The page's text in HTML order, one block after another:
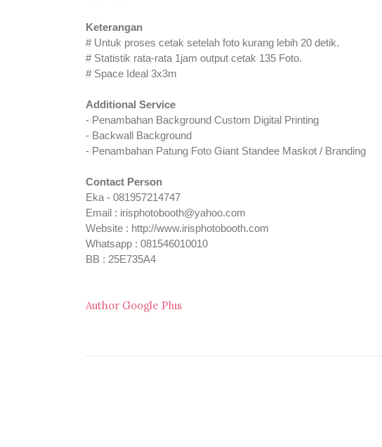
Keterangan
# Untuk proses cetak setelah foto kurang lebih 20 detik.
# Statistik rata-rata 1jam output cetak 135 Foto.
# Space Ideal 3x3m
Additional Service
- Penambahan Background Custom Digital Printing
- Backwall Background
- Penambahan Patung Foto Giant Standee Maskot / Branding
Contact Person
Eka - 081957214747
Email : irisphotobooth@yahoo.com
Website : http://www.irisphotobooth.com
Whatsapp : 081546010010
BB : 25E735A4
Author Google Plus